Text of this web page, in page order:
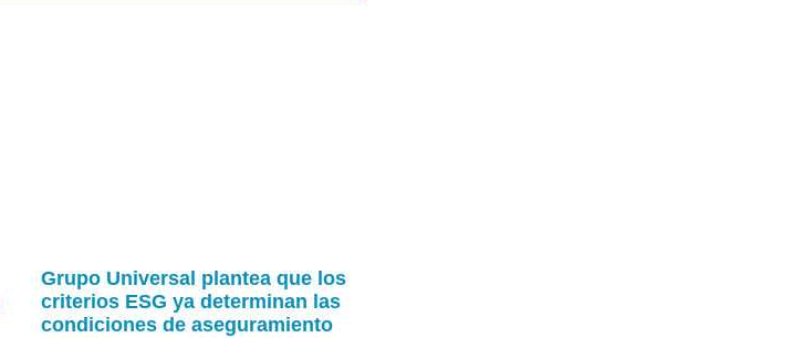
Grupo Universal plantea que los
criterios ESG ya determinan las
condiciones de aseguramiento